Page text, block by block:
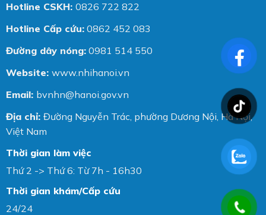
Hotline CSKH: 0826 722 822
Hotline Cấp cứu: 0862 452 083
Đường dây nóng: 0981 514 550
Website: www.nhihanoi.vn
Email: bvnhn@hanoi.gov.vn
Địa chỉ: Đường Nguyễn Trác, phường Dương Nội, Hà Nội,
Việt Nam
Thời gian làm việc
Thứ 2 -> Thứ 6: Từ 7h - 16h30
Thời gian khám/Cấp cứu
24/24